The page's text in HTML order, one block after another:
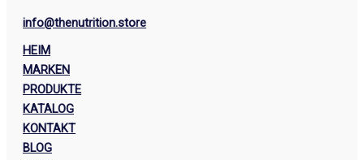
info@thenutrition.store
HEIM
MARKEN
PRODUKTE
KATALOG
KONTAKT
BLOG